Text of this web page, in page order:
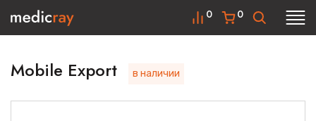
0
0
Mobile Export в наличии